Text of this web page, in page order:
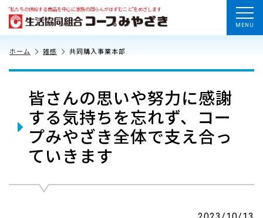
“私たちの供給する商品を中心に家族の団らんがはずむこと”をめざします
MENU
ホーム 雑感 共同購入事業本部
皆さんの思いや努力に感謝
する気持ちを忘れず、コー
プみやざき全体で支え合っ
ていきます